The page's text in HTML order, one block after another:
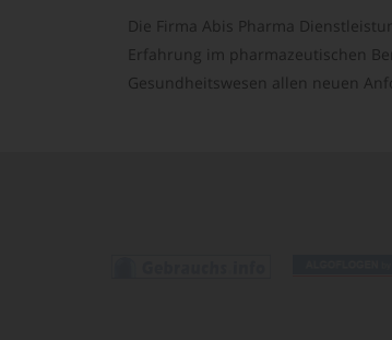
Die Firma Abis Pharma
Erfahrung im pharmazeutischen
Gesundheitswesen allen neuen